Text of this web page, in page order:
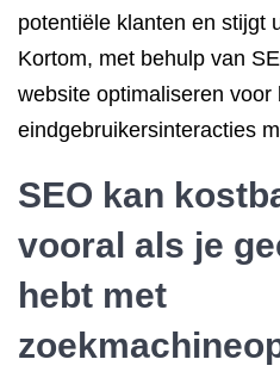
potentiële klanten en stijgt
Kortom, met behulp van
website optimaliseren voor
eindgebruikersinteracties
SEO kan
vooral als je
hebt met